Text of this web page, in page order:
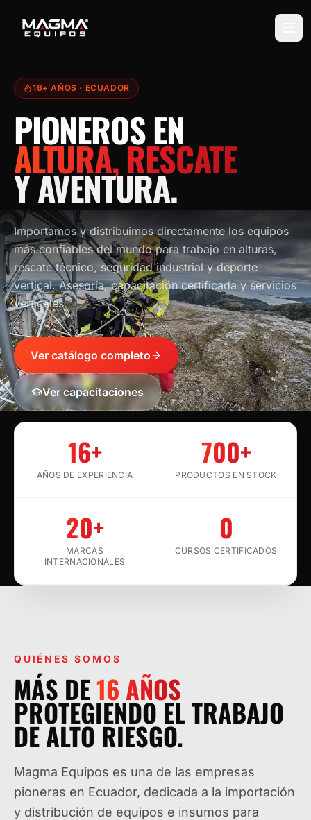
16+ AÑOS · ECUADOR
PIONEROS EN
ALTURA, RESCATE
Y AVENTURA.
Importamos y distribuimos directamente los equipos
más confiables del mundo para trabajo en alturas,
rescate técnico, seguridad industrial y deporte
vertical. Asesoría, capacitación certificada y servicios
verticales.
Ver catálogo completo
Ver capacitaciones
16+
AÑOS DE EXPERIENCIA
700+
PRODUCTOS EN STOCK
20+
MARCAS
INTERNACIONALES
0
CURSOS CERTIFICADOS
QUIÉNES SOMOS
MÁS DE16 AÑOS
PROTEGIENDO EL TRABAJO
DE ALTO RIESGO.
Magma Equipos es una de las empresas
pioneras en Ecuador, dedicada a la importación
y distribución de equipos e insumos para